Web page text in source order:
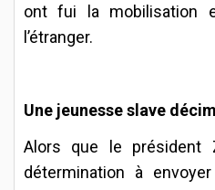
ont fui la mobilisation
l’étranger.
Une jeunesse slave
Alors que le président
détermination à